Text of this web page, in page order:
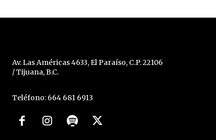
Av. Las Américas 4633, El Paraíso, C.P. 22106
/ Tijuana, B.C.
Teléfono: 664 681 6913